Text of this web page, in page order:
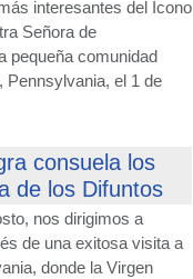
interesantes del Icono
Señora de
pequeña comunidad
Pennsylvania, el 1 de
consuela los
de los Difuntos
nos dirigimos a
de una exitosa visita a
donde la Virgen